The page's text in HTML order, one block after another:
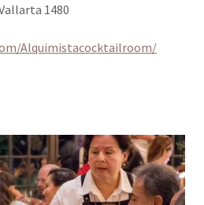
1480
Alquimistacocktailroom/